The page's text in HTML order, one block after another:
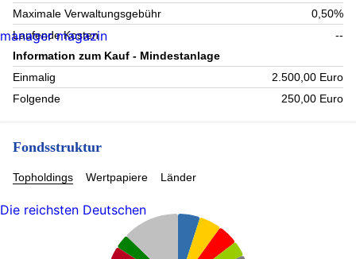
Maximale Verwaltungsgebühr
0,50%
Laufende Kosten
--
Information zum Kauf - Mindestanlage
Einmalig
2.500,00 Euro
Folgende
250,00 Euro
Fondsstruktur
Topholdings Wertpapiere Länder
manager magazin
Die reichsten Deutschen